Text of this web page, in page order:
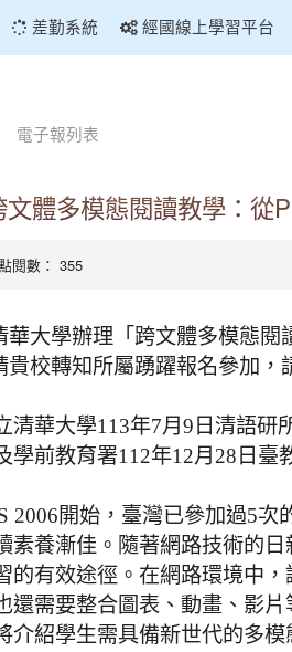
差勤系統 經國線上學習平台
電子報列表
體多模態閱讀教學：從
閱數： 355
華大學辦理「跨文體多模態閱
貴校轉知所屬踴躍報名參加，
清華大學113年7月9日清語研
學前教育署112年12月28日臺
2006開始，臺灣已參加過5次
素養漸佳。隨著網路技術的
的有效途徑。在網路環境中
還需要整合圖表、動畫、影
介紹學生需具備新世代的多